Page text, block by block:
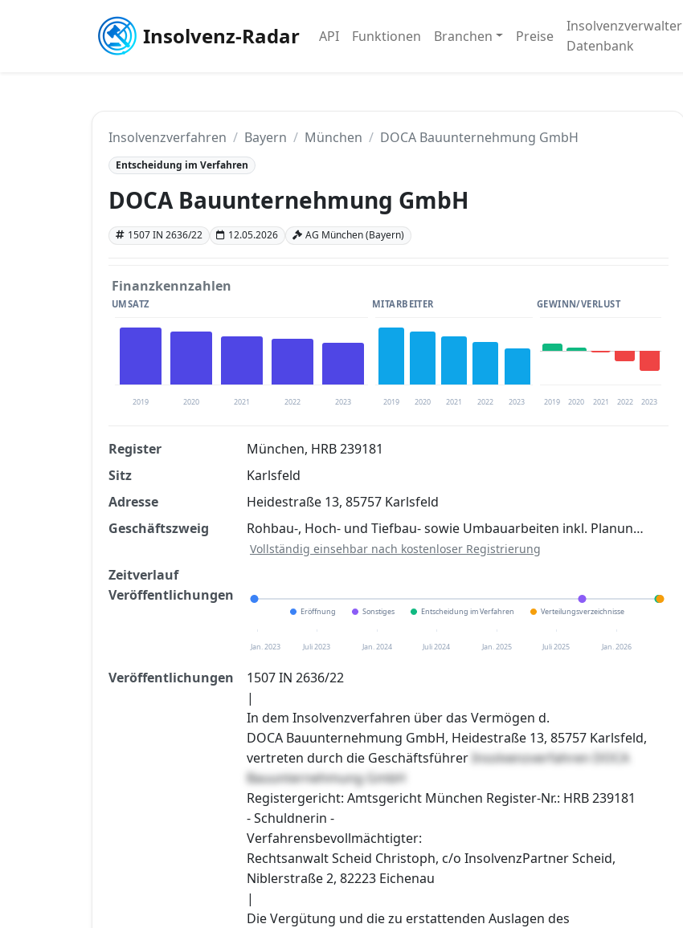
Insolvenz-Radar API Funktionen Branchen Preise
Insolvenzverwalter
Datenbank
Insolvenzverfahren Bayern München DOCA Bauunternehmung GmbH
Entscheidung im Verfahren
DOCA Bauunternehmung GmbH
1507 IN 2636/22 12.05.2026 AG München (Bayern)
Finanzkennzahlen
UMSATZ
2019 2020 2021 2022 2023
MITARBEITER
2019 2020 2021 2022 2023
GEWINN/VERLUST
2019 2020 2021 2022 2023
Finanzkennzahlen nach kostenloser Registrierung verfügbar
Jetzt kostenlos registrieren
Register
München, HRB 239181
Sitz
Karlsfeld
Adresse
Heidestraße 13, 85757 Karlsfeld
Geschäftszweig
Rohbau-, Hoch- und Tiefbau- sowie Umbauarbeiten inkl. Planun…
Vollständig einsehbar nach kostenloser Registrierung
Zeitverlauf
Veröffentlichungen
Eröffnung Sonstiges Entscheidung im Verfahren Verteilungsverzeichnisse
Jan. 2023 Juli 2023 Jan. 2024 Juli 2024 Jan. 2025 Juli 2025 Jan. 2026
Veröffentlichungen
1507 IN 2636/22
|
In dem Insolvenzverfahren über das Vermögen d.
DOCA Bauunternehmung GmbH, Heidestraße 13, 85757 Karlsfeld,
vertreten durch die Geschäftsführer Insolvenzverfahren DOCA
Bauunternehmung GmbH
Registergericht: Amtsgericht München Register-Nr.: HRB 239181
- Schuldnerin -
Verfahrensbevollmächtigter:
Rechtsanwalt Scheid Christoph, c/o InsolvenzPartner Scheid,
Niblerstraße 2, 82223 Eichenau
|
Die Vergütung und die zu erstattenden Auslagen des